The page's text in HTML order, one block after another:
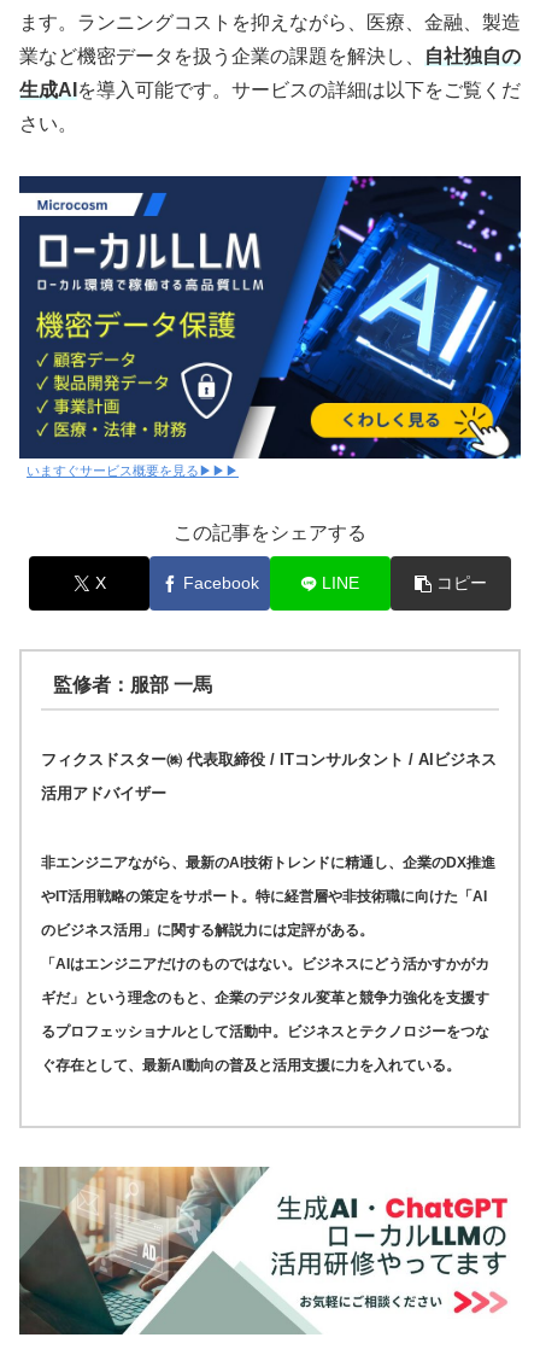
ます。ランニングコストを抑えながら、医療、金融、製造
業など機密データを扱う企業の課題を解決し、
自社独自の
生成AI を導入可能です。サービスの詳細は以下をご覧くだ
さい。
いますぐサービス概要を見る▶▶▶
この記事をシェアする
X Facebook LINE コピー
監修者：服部 一馬
フィクスドスター㈱ 代表取締役 / ITコンサルタント / AIビジネス
活用アドバイザー
非エンジニアながら、最新のAI技術トレンドに精通し、企業のDX推進
やIT活用戦略の策定をサポート。特に経営層や非技術職に向けた「AI
のビジネス活用」に関する解説力には定評がある。
「AIはエンジニアだけのものではない。ビジネスにどう活かすかがカ
ギだ」という理念のもと、企業のデジタル変革と競争力強化を支援す
るプロフェッショナルとして活動中。ビジネスとテクノロジーをつな
ぐ存在として、最新AI動向の普及と活用支援に力を入れている。